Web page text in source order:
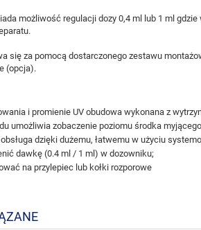
możliwość regulacji dozy 0,4 ml lub 1 ml
się za pomocą dostarczonego zestawu
(opcja).
i promienie UV obudowa wykonana z
umożliwia zobaczenie poziomu środka
dzięki dużemu, łatwemu w użyciu
dawkę (0.4 ml / 1 ml) w dozowniku;
na przylepiec lub kołki rozporowe